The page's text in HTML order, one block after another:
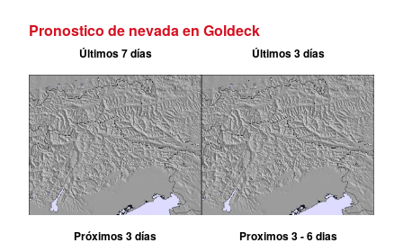
Pronostico de nevada en Goldeck
Últimos 7 días Últimos 3 días
Próximos 3 días Proximos 3 - 6 dias